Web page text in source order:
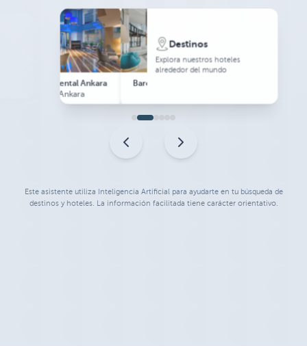
Ankara
Barceló Fès Medina
Destinos
Explora nuestros hoteles
alrededor del mundo
Este asistente utiliza Inteligencia Artificial para ayudarte en tu búsqueda de
destinos y hoteles. La información facilitada tiene carácter orientativo.